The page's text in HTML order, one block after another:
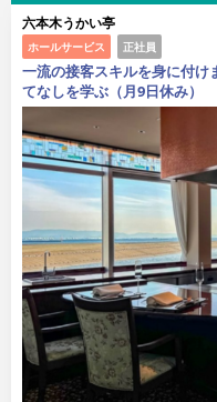
六本木うかい亭
ホールサービス 正社員
一流の接客スキルを身に付け
てなしを学ぶ（月9日休み）